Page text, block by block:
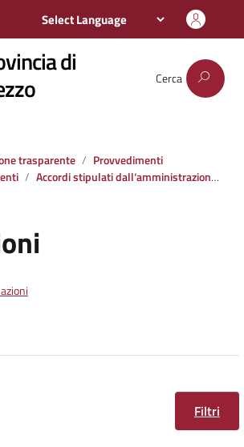
degli strumenti
di Cerca
trasparente
Provvedimenti
Accordi stipulati dall‘amministrazione con soggetti privati o con altre amministrazioni pubbliche
Filtri